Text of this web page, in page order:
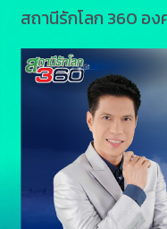
สถานีรักโลก 360 อง